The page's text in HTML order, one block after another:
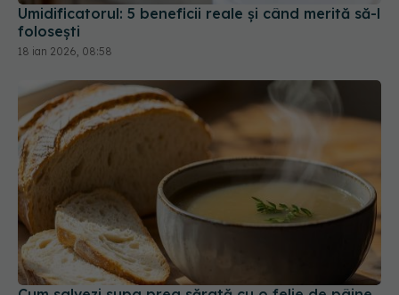
18 ian 2026, 08:58
Cum salvezi supa prea sărată cu o felie de pâine
10 feb 2026, 20:00